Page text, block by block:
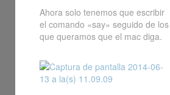
Ahora solo tenemos que escribir
el comando «say» seguido de los
que queramos que el mac diga.